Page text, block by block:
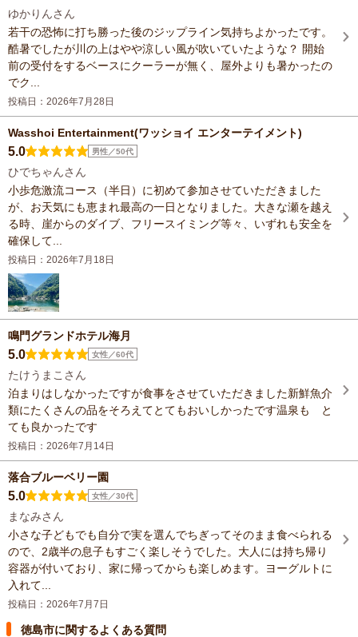
ゆかりんさん
若干の恐怖に打ち勝った後のジップライン気持ちよかったです。
酷暑でしたが川の上はやや涼しい風が吹いていたような？ 開始
前の受付をするベースにクーラーが無く、屋外よりも暑かったの
でク...
投稿日：2026年7月28日
Wasshoi Entertainment(ワッショイ エンターテイメント)
5.0 男性／50代
ひでちゃんさん
小歩危激流コース（半日）に初めて参加させていただきました
が、お天気にも恵まれ最高の一日となりました。大きな瀬を越え
る時、崖からのダイブ、フリースイミング等々、いずれも安全を
確保して...
投稿日：2026年7月18日
鳴門グランドホテル海月
5.0 女性／60代
たけうまこさん
泊まりはしなかったですが食事をさせていただきました新鮮魚介
類にたくさんの品をそろえてとてもおいしかったです温泉も と
ても良かったです
投稿日：2026年7月14日
落合ブルーベリー園
5.0 女性／30代
まなみさん
小さな子どもでも自分で実を選んでちぎってそのまま食べられる
ので、2歳半の息子もすごく楽しそうでした。大人には持ち帰り
容器が付いており、家に帰ってからも楽しめます。ヨーグルトに
入れて...
投稿日：2026年7月7日
徳島市に関するよくある質問